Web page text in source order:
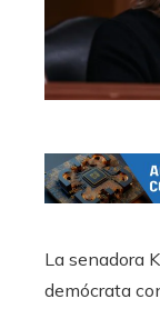
La senadora
demócrata